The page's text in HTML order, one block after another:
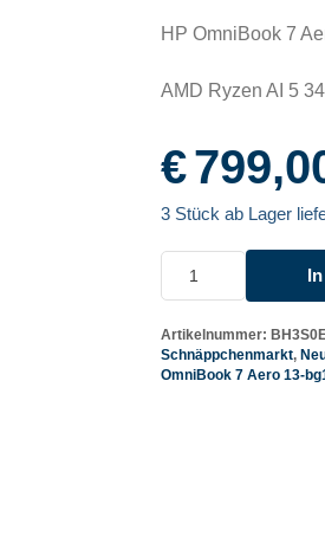
HP OmniBook 7
AMD Ryzen AI 5
€
3 Stück ab Lager
OmniBook
Aero
13-
bg1750ng
Artikelnummer:
Schnäppchenmarkt,
OmniBook 7 Aero 13-